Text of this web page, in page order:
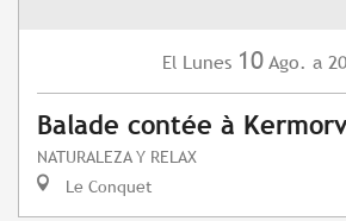
El Lunes 10 Ago. a
Balade contée à
NATURALEZA Y RELAX
Le Conquet